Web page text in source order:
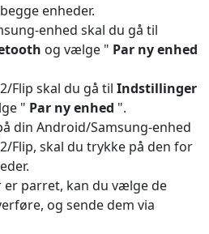
enheder.
enhed skal du gå til
og vælge " Par ny enhed
Flip skal du gå til Indstillinger
" Par ny enhed ".
din Android/Samsung-enhed
Flip, skal du trykke på den for
er parret, kan du vælge de
og sende dem via
Switch
Nederlands
Tiếng Việt
Español
Português
Français
Italiano